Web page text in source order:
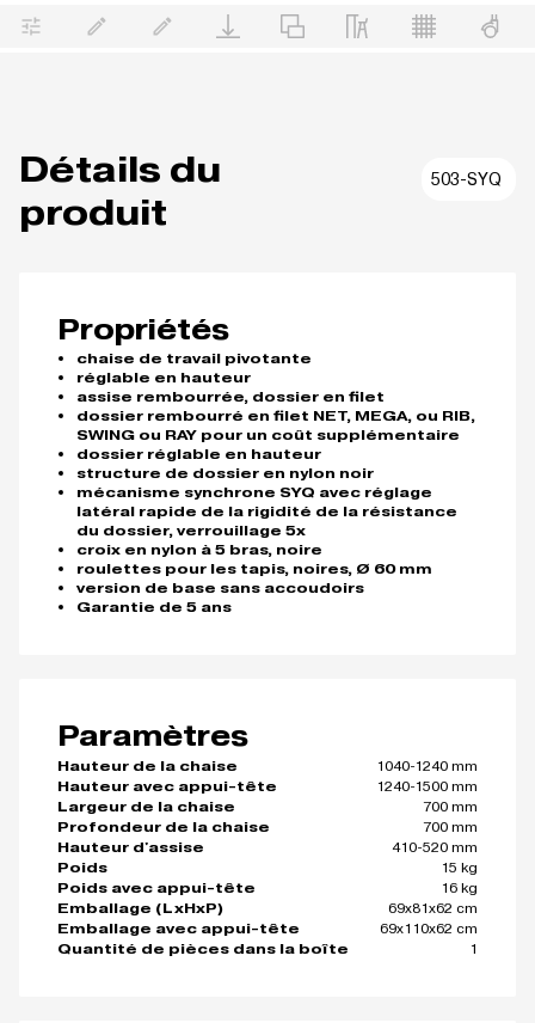
Détails du
produit
503-SYQ
Propriétés
chaise de travail pivotante
réglable en hauteur
assise rembourrée, dossier en filet
dossier rembourré en filet NET, MEGA, ou RIB,
SWING ou RAY pour un coût supplémentaire
dossier réglable en hauteur
structure de dossier en nylon noir
mécanisme synchrone SYQ avec réglage
latéral rapide de la rigidité de la résistance
du dossier, verrouillage 5x
croix en nylon à 5 bras, noire
roulettes pour les tapis, noires, Ø 60 mm
version de base sans accoudoirs
Garantie de 5 ans
Paramètres
Hauteur de la chaise
1040-1240 mm
Hauteur avec appui-tête
1240-1500 mm
Largeur de la chaise
700 mm
Profondeur de la chaise
700 mm
Hauteur d'assise
410-520 mm
Poids
15 kg
Poids avec appui-tête
16 kg
Emballage (LxHxP)
69x81x62 cm
Emballage avec appui-tête
69x110x62 cm
Quantité de pièces dans la boîte
1